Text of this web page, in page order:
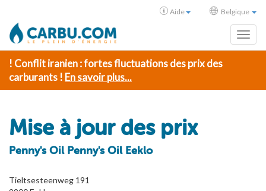
Aide Belgique
! Conflit iranien : fortes fluctuations des prix des
carburants ! En savoir plus...
Mise à jour des prix
Penny's Oil Penny's Oil Eeklo
Tieltsesteenweg 191